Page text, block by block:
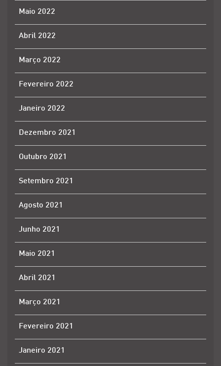
Maio 2022
Abril 2022
Março 2022
Fevereiro 2022
Janeiro 2022
Dezembro 2021
Outubro 2021
Setembro 2021
Agosto 2021
Junho 2021
Maio 2021
Abril 2021
Março 2021
Fevereiro 2021
Janeiro 2021